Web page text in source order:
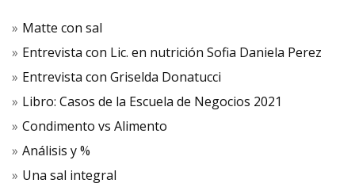
Matte con sal
Entrevista con Lic. en nutrición Sofia Daniela Perez
Entrevista con Griselda Donatucci
Libro: Casos de la Escuela de Negocios 2021
Condimento vs Alimento
Análisis y %
Una sal integral